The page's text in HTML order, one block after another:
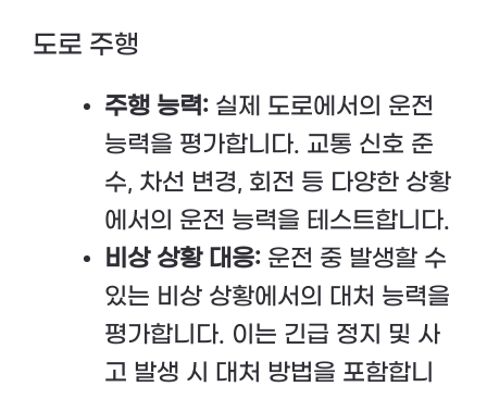
도로 주행
주행 능력: 실제 도로에서의 운전
능력을 평가합니다. 교통 신호 준
수, 차선 변경, 회전 등 다양한 상황
에서의 운전 능력을 테스트합니다.
비상 상황 대응: 운전 중 발생할 수
있는 비상 상황에서의 대처 능력을
평가합니다. 이는 긴급 정지 및 사
고 발생 시 대처 방법을 포함합니